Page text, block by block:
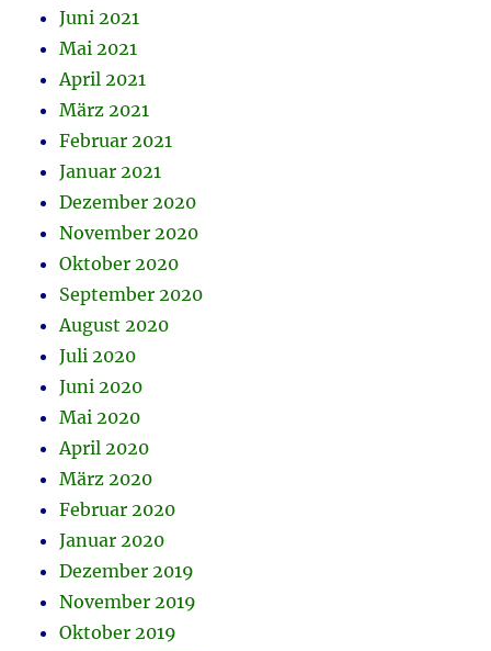
Juni 2021
Mai 2021
April 2021
März 2021
Februar 2021
Januar 2021
Dezember 2020
November 2020
Oktober 2020
September 2020
August 2020
Juli 2020
Juni 2020
Mai 2020
April 2020
März 2020
Februar 2020
Januar 2020
Dezember 2019
November 2019
Oktober 2019